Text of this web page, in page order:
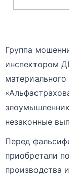
Группа
инспектором
незаконные
Перед
приобретали
производства